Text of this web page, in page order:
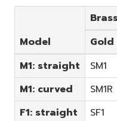
Model
M1: straight
SM1
M1: curved
SM1R
F1: straight
SF1